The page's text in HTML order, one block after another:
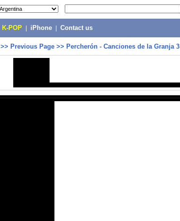
K-POP iPhone Contact us
>> Previous Page >> Percherón - Canciones de la Granja 3